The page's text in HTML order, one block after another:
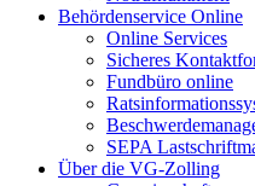
Behördenservice Online
Online Services
Sicheres
Fundbüro online
SEPA
Über die VG-Zolling